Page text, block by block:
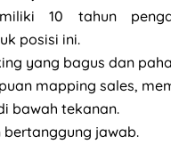
10 tahun
posisi ini.
yang bagus dan
mapping sales,
bawah tekanan.
bertanggung jawab.